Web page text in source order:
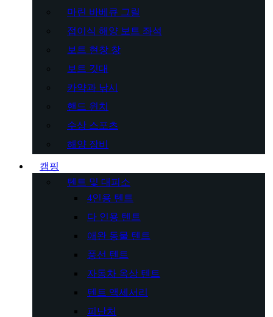
마린 바베큐 그릴
접이식 해양 보트 좌석
보트 현창 창
보트 깃대
카약과 낚시
핸드 윈치
수상 스포츠
해양 장비
캠핑
텐트 및 대피소
4인용 텐트
다 인용 텐트
애완 동물 텐트
풍선 텐트
자동차 옥상 텐트
텐트 액세서리
피난처